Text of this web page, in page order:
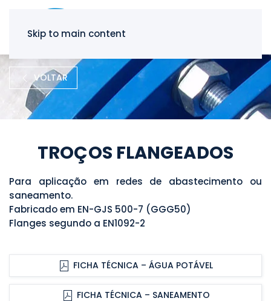
Skip to main content
VOLTAR
TROÇOS FLANGEADOS
Para aplicação em redes de abastecimento ou
saneamento.
Fabricado em EN-GJS 500-7 (GGG50)
Flanges segundo a EN1092-2
FICHA TÉCNICA – ÁGUA POTÁVEL
FICHA TÉCNICA – SANEAMENTO